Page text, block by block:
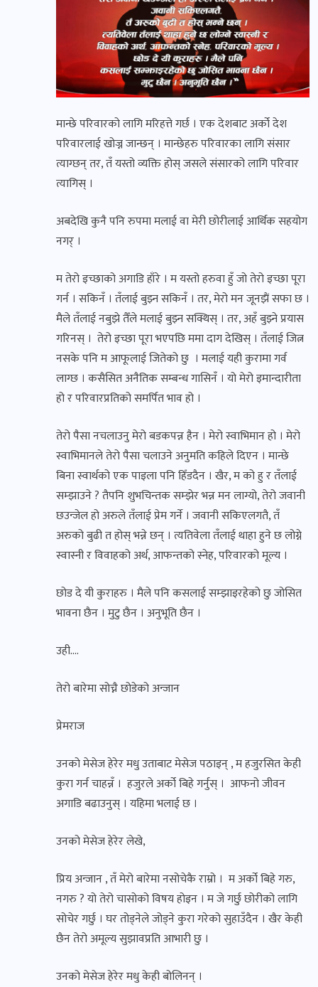
मान्छे परिवारको लागि मरिहत्ते गर्छ । एक देशबाट अर्को देश
परिवारलाई खोज्न जान्छन् । मान्छेहरु परिवारका लागि संसार
त्याग्छन् तर, तँ यस्तो व्यक्ति होस् जसले संसारको लागि परिवार
त्यागिस् ।
अबदेखि कुनै पनि रुपमा मलाई वा मेरी छोरीलाई आर्थिक सहयोग
नगर् ।
म तेरो इच्छाको अगाडि हाँरे । म यस्तो हरुवा हुँ जो तेरो इच्छा पूरा
गर्न । सकिनँ । तँलाई बुझ्न सकिनँ । तर, मेरो मन जूनझैं सफा छ ।
मैले तँलाई नबुझे तैँले मलाई बुझ्न सक्थिस् । तर, अहँ बुझ्ने प्रयास
गरिनस् । तेरो इच्छा पूरा भएपछि ममा दाग देखिस् । तँलाई जित्न
नसके पनि म आफूलाई जितेको छु । मलाई यही कुरामा गर्व
लाग्छ । कसैसित अनैतिक सम्बन्ध गासिनँ । यो मेरो इमान्दारीता
हो र परिवारप्रतिको समर्पित भाव हो ।
तेरो पैसा नचलाउनु मेरो बडकपन्न हैन । मेरो स्वाभिमान हो । मेरो
स्वाभिमानले तेरो पैसा चलाउने अनुमति कहिले दिएन । मान्छे
बिना स्वार्थको एक पाइला पनि हिँडदैन । खैर, म को हु र तँलाई
सम्झाउने ? तैपनि शुभचिन्तक सम्झेर भन्न मन लाग्यो, तेरो जवानी
छउन्जेल हो अरुले तँलाई प्रेम गर्ने । जवानी सकिएलगतै, तँ
अरुको बुढी त होस् भन्ने छन् । त्यतिवेला तँलाई थाहा हुने छ लोग्ने
स्वास्नी र विवाहको अर्थ, आफन्तको स्नेह, परिवारको मूल्य ।
छोड दे यी कुराहरु । मैले पनि कसलाई सम्झाइरहेको छु जोसित
भावना छैन । मुटु छैन । अनुभूति छैन ।
उही….
तेरो बारेमा सोच्नै छोडेको अन्जान
प्रेमराज
उनको मेसेज हेरेर मधु उताबाट मेसेज पठाइन् , म हजुरसित केही
कुरा गर्न चाहन्नँ । हजुरले अर्को बिहे गर्नुस् । आफनो जीवन
अगाडि बढाउनुस् । यहिमा भलाई छ ।
उनको मेसेज हेरेर लेखे,
प्रिय अन्जान , तँ मेरो बारेमा नसोचेकै राम्रो । म अर्को बिहे गरु,
नगरु ? यो तेरो चासोको विषय होइन । म जे गर्छु छोरीको लागि
सोचेर गर्छु । घर तोड्नेले जोड्ने कुरा गरेको सुहाउँदैन । खैर केही
छैन तेरो अमूल्य सुझावप्रति आभारी छु ।
उनको मेसेज हेरेर मधु केही बोलिनन् ।